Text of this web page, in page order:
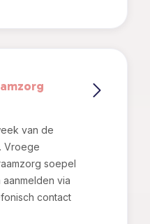
van de
Vroege
soepel
via
contact